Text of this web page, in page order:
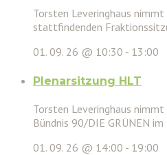
Torsten Leveringhaus
stattfindenden
01. 09. 26 @ 10:30 - 13:00
Plenarsitzung HLT
Torsten Leveringhaus
Bündnis 90/DIE GRÜNEN
01. 09. 26 @ 14:00 - 19:00